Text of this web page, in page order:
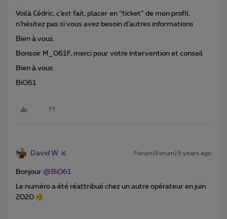
Voilà Cédric, c’est fait, placer en “ticket” de mon profil.
n’hésitez pas si vous avez besoin d’autres informations
Bien à vous
Bonsoir M_061F, merci pour votre intervention et conseil
Bien à vous
BiO61
David W Forum|Forum|5 years ago
Bonjour @Bi061
Le numéro a été réattribué chez un autre opérateur en juin
2020